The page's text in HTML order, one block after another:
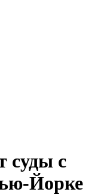
суды с
Йорке